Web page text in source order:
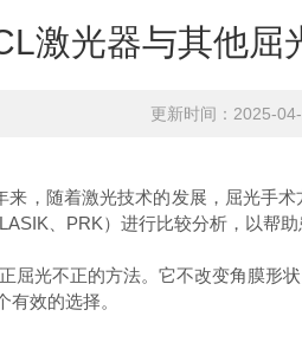
激光器与其他屈
更新时间：2025-
随着激光技术的发展，屈光手
、PRK）进行比较分析，以帮助
光不正的方法。它不改变角膜形
效的选择。